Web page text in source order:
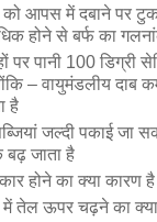
को आपस में दबाने पर
होने से बर्फ का
पर पानी 100 डिग्री
– वायुमंडलीय
है
जल्दी पकाई जा
जाता है
होने का क्या कारण
में तेल ऊपर चढ़ने का